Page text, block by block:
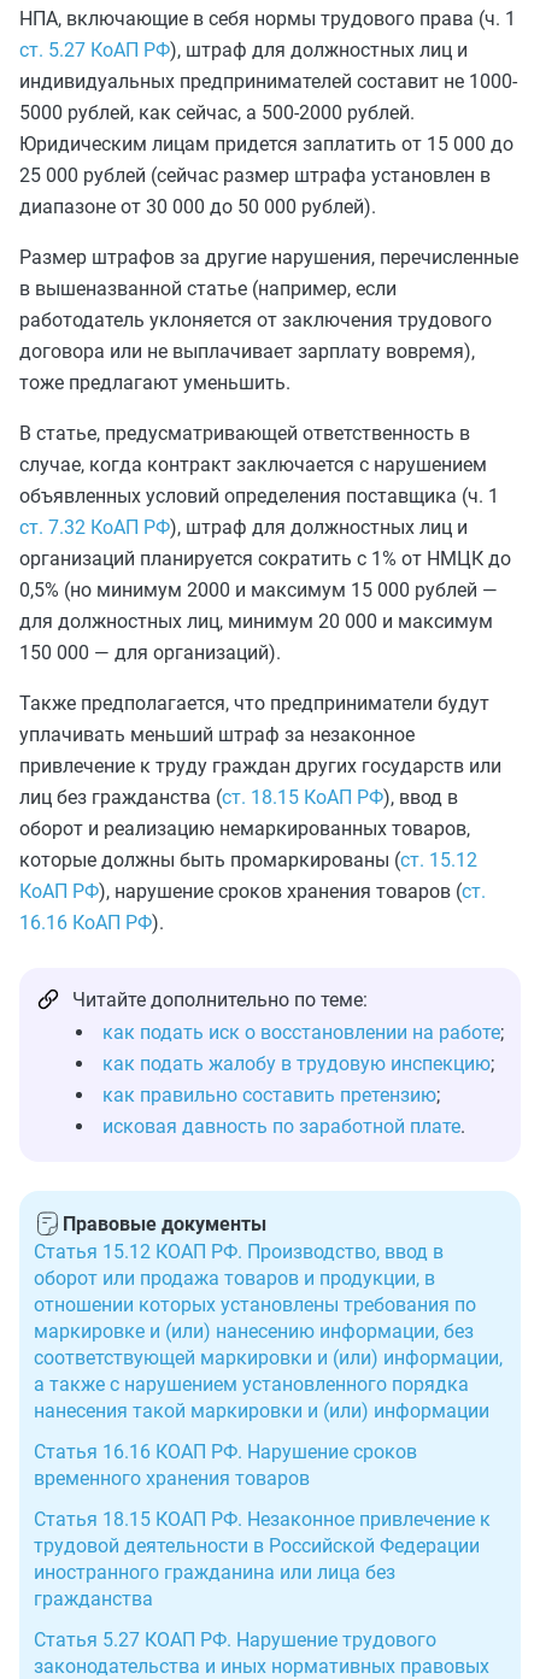
НПА, включающие в себя нормы трудового права (ч. 1
ст. 5.27 КоАП РФ), штраф для должностных лиц и
индивидуальных предпринимателей составит не 1000-
5000 рублей, как сейчас, а 500-2000 рублей.
Юридическим лицам придется заплатить от 15 000 до
25 000 рублей (сейчас размер штрафа установлен в
диапазоне от 30 000 до 50 000 рублей).
Размер штрафов за другие нарушения, перечисленные
в вышеназванной статье (например, если
работодатель уклоняется от заключения трудового
договора или не выплачивает зарплату вовремя),
тоже предлагают уменьшить.
В статье, предусматривающей ответственность в
случае, когда контракт заключается с нарушением
объявленных условий определения поставщика (ч. 1
ст. 7.32 КоАП РФ), штраф для должностных лиц и
организаций планируется сократить с 1% от НМЦК до
0,5% (но минимум 2000 и максимум 15 000 рублей —
для должностных лиц, минимум 20 000 и максимум
150 000 — для организаций).
Также предполагается, что предприниматели будут
уплачивать меньший штраф за незаконное
привлечение к труду граждан других государств или
лиц без гражданства (ст. 18.15 КоАП РФ), ввод в
оборот и реализацию немаркированных товаров,
которые должны быть промаркированы (ст. 15.12
КоАП РФ), нарушение сроков хранения товаров (ст.
16.16 КоАП РФ).
Читайте дополнительно по теме:
как подать иск о восстановлении на работе;
как подать жалобу в трудовую инспекцию;
как правильно составить претензию;
исковая давность по заработной плате.
Правовые документы
Статья 15.12 КОАП РФ. Производство, ввод в
оборот или продажа товаров и продукции, в
отношении которых установлены требования по
маркировке и (или) нанесению информации, без
соответствующей маркировки и (или) информации,
а также с нарушением установленного порядка
нанесения такой маркировки и (или) информации
Статья 16.16 КОАП РФ. Нарушение сроков
временного хранения товаров
Статья 18.15 КОАП РФ. Незаконное привлечение к
трудовой деятельности в Российской Федерации
иностранного гражданина или лица без
гражданства
Статья 5.27 КОАП РФ. Нарушение трудового
законодательства и иных нормативных правовых